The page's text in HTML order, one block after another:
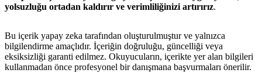
yolsuzluğu ortadan kaldırır ve verimliliğinizi artırırız.
Bu içerik yapay zeka tarafından oluşturulmuştur ve yalnızca
bilgilendirme amaçlıdır. İçeriğin doğruluğu, güncelliği veya
eksiksizliği garanti edilmez. Okuyucuların, içerikte yer alan bilgileri
kullanmadan önce profesyonel bir danışmana başvurmaları önerilir.